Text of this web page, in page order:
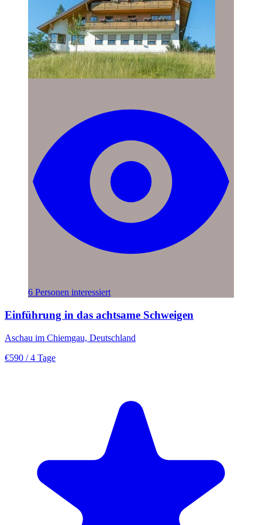
6 Personen interessiert
Einführung in das achtsame Schweigen
Aschau im Chiemgau, Deutschland
€590 / 4 Tage